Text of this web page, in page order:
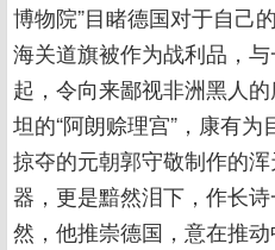
博物院”目睹德国对于自己
海关道旗被作为战利品，
起，令向来鄙视非洲黑人
坦的“阿朗赊理宫”，康有
掠夺的元朝郭守敬制作的
器，更是黯然泪下，作长
然，他推崇德国，意在推